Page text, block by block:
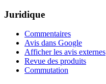
Juridique
Commentaires
Avis dans Google
Afficher les avis externes
Revue des produits
Commutation